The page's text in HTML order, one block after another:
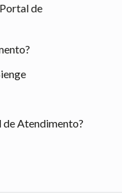
de
de Atendimento?